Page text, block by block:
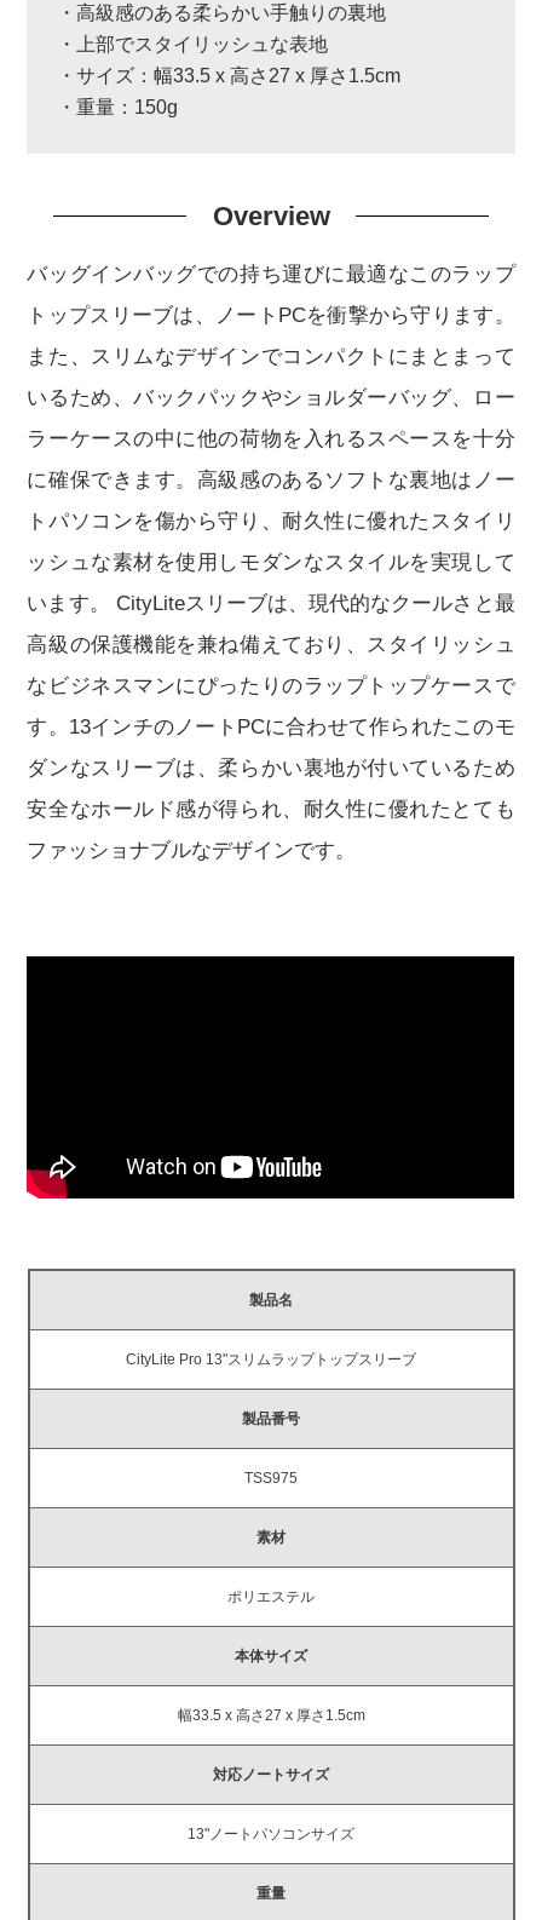
・高級感のある柔らかい手触りの裏地
・上部でスタイリッシュな表地
・サイズ：幅33.5 x 高さ27 x 厚さ1.5cm
・重量：150g
Overview
バッグインバッグでの持ち運びに最適なこのラップ
トップスリーブは、ノートPCを衝撃から守ります。
また、スリムなデザインでコンパクトにまとまって
いるため、バックパックやショルダーバッグ、ロー
ラーケースの中に他の荷物を入れるスペースを十分
に確保できます。高級感のあるソフトな裏地はノー
トパソコンを傷から守り、耐久性に優れたスタイリ
ッシュな素材を使用しモダンなスタイルを実現して
います。 CityLiteスリーブは、現代的なクールさと最
高級の保護機能を兼ね備えており、スタイリッシュ
なビジネスマンにぴったりのラップトップケースで
す。13インチのノートPCに合わせて作られたこのモ
ダンなスリーブは、柔らかい裏地が付いているため
安全なホールド感が得られ、耐久性に優れたとても
ファッショナブルなデザインです。
製品名
CityLite Pro 13"スリムラップトップスリーブ
製品番号
TSS975
素材
ポリエステル
本体サイズ
幅33.5 x 高さ27 x 厚さ1.5cm
対応ノートサイズ
13"ノートパソコンサイズ
重量